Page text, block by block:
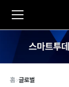
홈>글로벌